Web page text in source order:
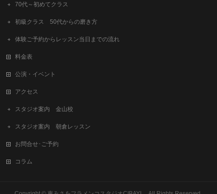
70代～初めてクラス
初級クラス 50代からの磨き方
体験ご予約からレッスン当日までの流れ
料金表
公演・イベント
アクセス
スタジオ案内 金山校
スタジオ案内 朝倉レッスン
お問合せ･ご予約
コラム